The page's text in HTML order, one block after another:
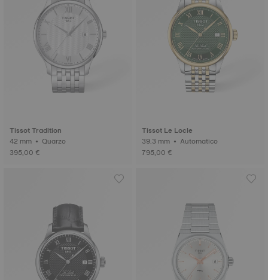
Tissot Tradition
42 mm • Quarzo
395,00 €
Tissot Le Locle
39.3 mm • Automatico
795,00 €